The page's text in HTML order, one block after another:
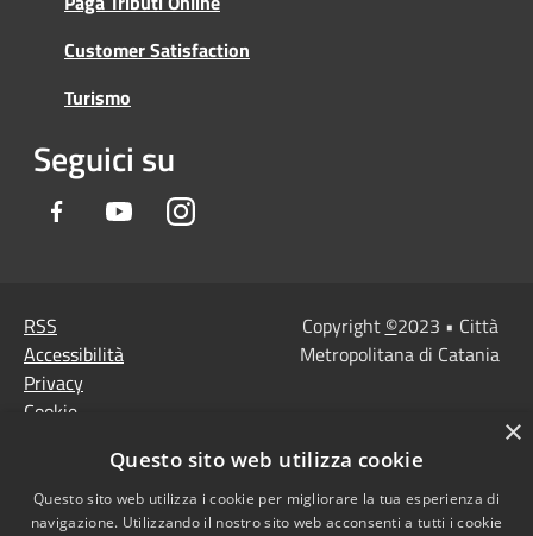
Customer Satisfaction
Turismo
Seguici su
Facebook YoutubeInstagram
RSS
Accessibilità
Privacy
Cookie
Note Legali
Agenzia per l'Italia
Copyright ©2023 • Città
Metropolitana di Catania
×
Questo sito web utilizza cookie
Questo sito web utilizza i cookie per migliorare la tua esperienza di
navigazione. Utilizzando il nostro sito web acconsenti a tutti i cookie